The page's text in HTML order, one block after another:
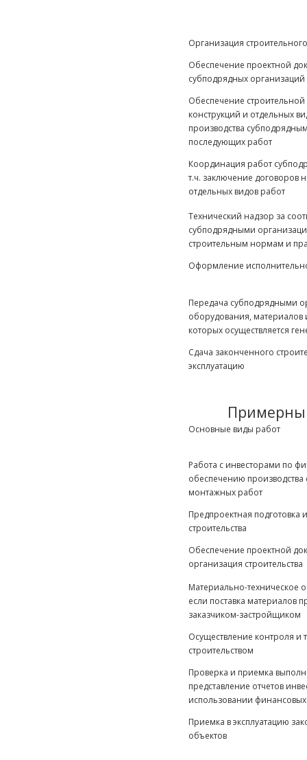
Организация
Обеспечение проектной
субподрядных организаций
Обеспечение строительной
конструкций и отдельных
производства
последующих работ
Координация работ
т.ч. заключение договоров
отдельных видов работ
Технический надзор за
субподрядными
строительным нормам и
Оформление
Передача субподрядными
оборудования, материалов
которых осуществляется
Сдача законченного
эксплуатацию
Основные виды работ
Работа с инвесторами по
обеспечению производства
монтажных работ
Предпроектная подготовка
строительства
Обеспечение проектной
организация строительства
Материально-техническое
если поставка материалов
заказчиком-застройщиком
Осуществление контроля и
строительством
Проверка и приемка
представление отчетов
использовании
Приемка в эксплуатацию
объектов